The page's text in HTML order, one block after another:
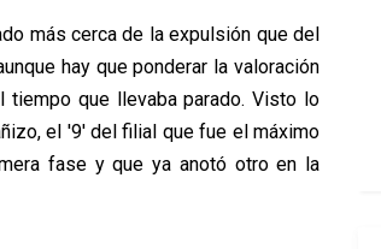
más cerca de la expulsión que del
hay que ponderar la valoración
que llevaba parado. Visto lo
el '9' del filial que fue el máximo
fase y que ya anotó otro en la